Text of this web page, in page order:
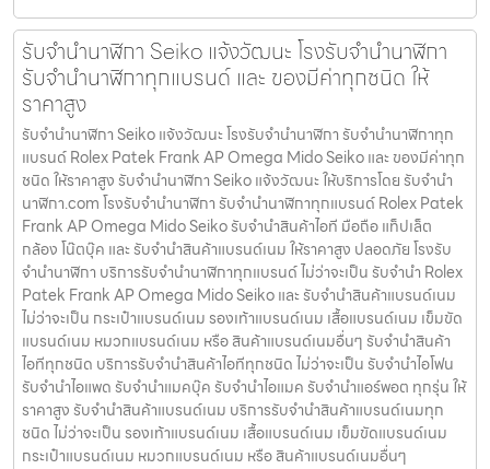
รับจํานํานาฬิกา Seiko แจ้งวัฒนะ โรงรับจำนำนาฬิกา
รับจำนำนาฬิกาทุกแบรนด์ และ ของมีค่าทุกชนิด ให้
ราคาสูง
รับจํานํานาฬิกา Seiko แจ้งวัฒนะ โรงรับจำนำนาฬิกา รับจำนำนาฬิกาทุก
แบรนด์ Rolex Patek Frank AP Omega Mido Seiko และ ของมีค่าทุก
ชนิด ให้ราคาสูง รับจํานํานาฬิกา Seiko แจ้งวัฒนะ ให้บริการโดย รับจํานํา
นาฬิกา.com โรงรับจำนำนาฬิกา รับจำนำนาฬิกาทุกแบรนด์ Rolex Patek
Frank AP Omega Mido Seiko รับจำนำสินค้าไอที มือถือ แท็ปเล็ต
กล้อง โน๊ตบุ๊ค และ รับจำนำสินค้าแบรนด์เนม ให้ราคาสูง ปลอดภัย โรงรับ
จำนำนาฬิกา บริการรับจำนำนาฬิกาทุกแบรนด์ ไม่ว่าจะเป็น รับจำนำ Rolex
Patek Frank AP Omega Mido Seiko และ รับจำนำสินค้าแบรนด์เนม
ไม่ว่าจะเป็น กระเป๋าแบรนด์เนม รองเท้าแบรนด์เนม เสื้อแบรนด์เนม เข็มขัด
แบรนด์เนม หมวกแบรนด์เนม หรือ สินค้าแบรนด์เนมอื่นๆ รับจำนำสินค้า
ไอทีทุกชนิด บริการรับจำนำสินค้าไอทีทุกชนิด ไม่ว่าจะเป็น รับจำนำไอโฟน
รับจำนำไอแพด รับจำนำแมคบุ๊ค รับจำนำไอแมค รับจำนำแอร์พอต ทุกรุ่น ให้
ราคาสูง รับจำนำสินค้าแบรนด์เนม บริการรับจำนำสินค้าแบรนด์เนมทุก
ชนิด ไม่ว่าจะเป็น รองเท้าแบรนด์เนม เสื้อแบรนด์เนม เข็มขัดแบรนด์เนม
กระเป๋าแบรนด์เนม หมวกแบรนด์เนม หรือ สินค้าแบรนด์เนมอื่นๆ